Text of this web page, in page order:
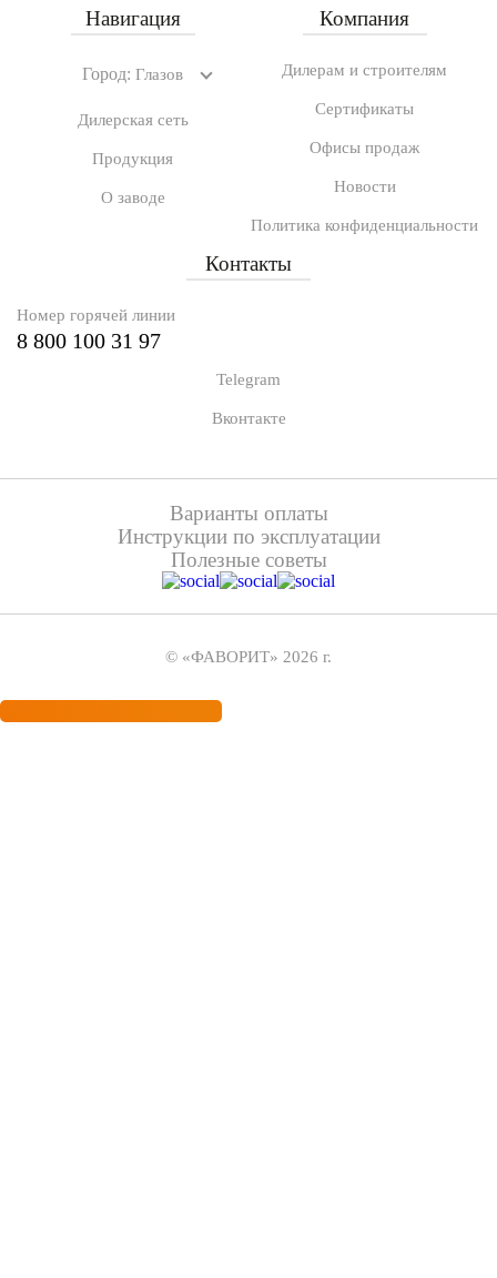
Навигация
Город: Глазов
Дилерская сеть
Продукция
О заводе
Компания
Дилерам и строителям
Сертификаты
Офисы продаж
Новости
Политика конфиденциальности
Контакты
Номер горячей линии
8 800 100 31 97
Telegram
Вконтакте
Варианты оплаты
Инструкции по эксплуатации
Полезные советы
© «ФАВОРИТ» 2026 г.